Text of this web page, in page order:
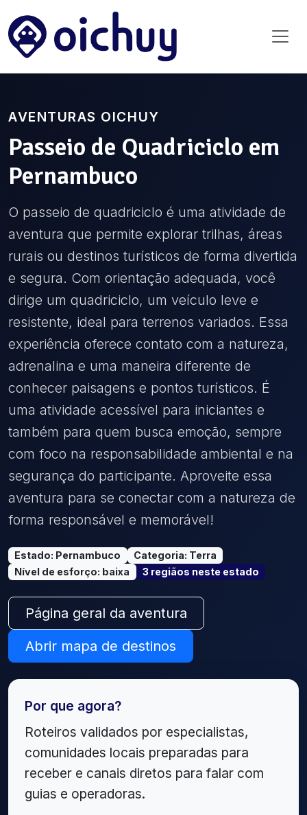
AVENTURAS OICHUY
Passeio de Quadriciclo em
Pernambuco
O passeio de quadriciclo é uma atividade de
aventura que permite explorar trilhas, áreas
rurais ou destinos turísticos de forma divertida
e segura. Com orientação adequada, você
dirige um quadriciclo, um veículo leve e
resistente, ideal para terrenos variados. Essa
experiência oferece contato com a natureza,
adrenalina e uma maneira diferente de
conhecer paisagens e pontos turísticos. É
uma atividade acessível para iniciantes e
também para quem busca emoção, sempre
com foco na responsabilidade ambiental e na
segurança do participante. Aproveite essa
aventura para se conectar com a natureza de
forma responsável e memorável!
Estado: Pernambuco Categoria: Terra
Nível de esforço: baixa 3 regiãos neste estado
Página geral da aventura
Abrir mapa de destinos
Por que agora?
Roteiros validados por especialistas,
comunidades locais preparadas para
receber e canais diretos para falar com
guias e operadoras.